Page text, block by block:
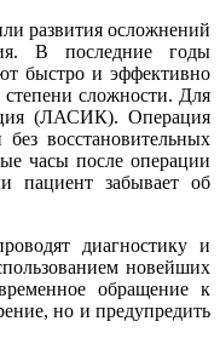
развития осложнений
В последние годы
быстро и эффективно
степени сложности. Для
(ЛАСИК). Операция
восстановительных
часы после операции
пациент забывает об
диагностику и
новейших
обращение к
но и предупредить